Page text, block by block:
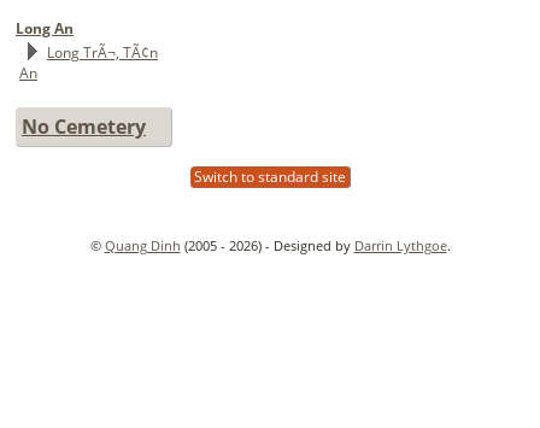
Long An
Long TrÃ¬, TÃ¢n
An
No Cemetery
Switch to standard site
© Quang Dinh (2005 - 2026) - Designed by Darrin Lythgoe.